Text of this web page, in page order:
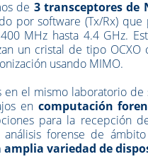
de 3 transceptores
por software (Tx/Rx)
MHz hasta 4.4 GHz.
un cristal de tipo
usando MIMO.
el mismo laboratorio de
en computación
para la recepción
forense de
variedad de